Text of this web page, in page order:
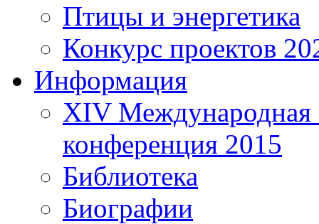
Птицы и энергетика
Конкурс проектов
Информация
XIV Международная
конференция 2015
Библиотека
Биографии